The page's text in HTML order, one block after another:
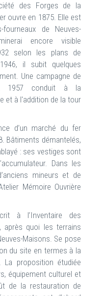
des Forges de la
ouvre en 1875. Elle est
de Neuves-
encore visible
selon les plans de
il subit quelques
Une campagne de
1957 conduit à la
et à l'addition de la tour
d’un marché du fer
Bâtiments démantelés,
: ses vestiges sont
Dans les
mineurs et de
Mémoire Ouvrière
à l’Inventaire des
après quoi les terrains
Maisons. Se pose
du site en termes à la
proposition étudiée
équipement culturel et
de la restauration de